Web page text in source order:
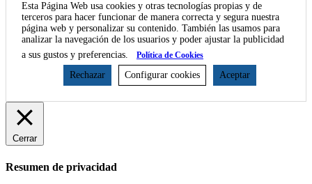
Esta Página Web usa cookies y otras tecnologías propias y de
terceros para hacer funcionar de manera correcta y segura nuestra
página web y personalizar su contenido. También las usamos para
analizar la navegación de los usuarios y poder ajustar la publicidad
a sus gustos y preferencias.
Política de Cookies
Rechazar Configurar cookies Aceptar
Cerrar
Resumen de privacidad